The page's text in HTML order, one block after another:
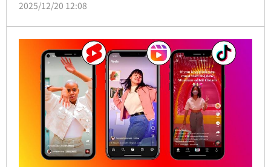
收突破 30.7 億元EPS9.97元，2025上半年營收達17.1
高，近五年營收年複合成長率達21%，展現強勁的營運
爆發力。
2025/12/20 12:08